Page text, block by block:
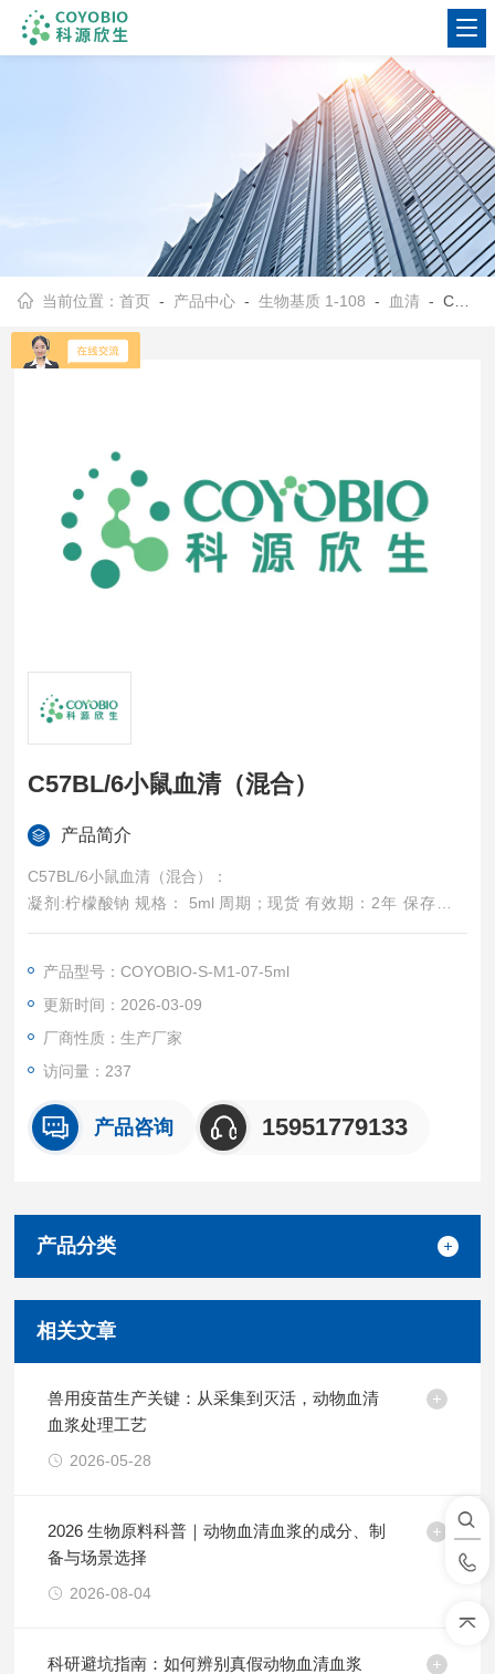
当前位置：首页 - 产品中心 -生物基质 1-108 - 血清 - COYOBIO-S-M1-07-5mlC57BL/6小鼠血清（混合）
C57BL/6小鼠血清（混合）
产品简介
C57BL/6小鼠血清（混合）：
凝剂:柠檬酸钠 规格： 5ml 周期；现货 有效期：2年 保存：-2
0℃ 分类：生物基质；
产品型号：COYOBIO-S-M1-07-5ml
更新时间：2026-03-09
厂商性质：生产厂家
访问量：237
产品咨询 15951779133
产品分类
相关文章
兽用疫苗生产关键：从采集到灭活，动物血清
血浆处理工艺
2026-05-28
2026 生物原料科普｜动物血清血浆的成分、制
备与场景选择
2026-08-04
科研避坑指南：如何辨别真假动物血清血浆